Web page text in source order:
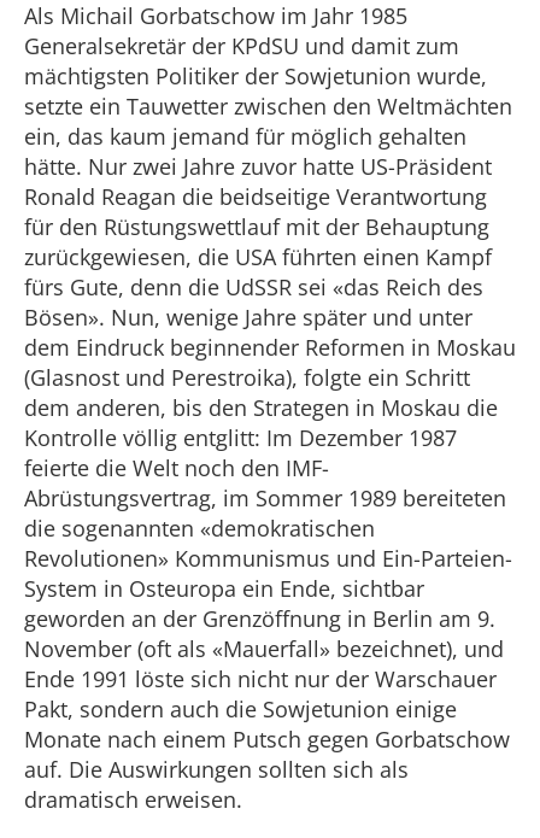
Als Michail Gorbatschow im Jahr 1985
Generalsekretär der KPdSU und damit zum
mächtigsten Politiker der Sowjetunion wurde,
setzte ein Tauwetter zwischen den Weltmächten
ein, das kaum jemand für möglich gehalten
hätte. Nur zwei Jahre zuvor hatte US-Präsident
Ronald Reagan die beidseitige Verantwortung
für den Rüstungswettlauf mit der Behauptung
zurückgewiesen, die USA führten einen Kampf
fürs Gute, denn die UdSSR sei «das Reich des
Bösen». Nun, wenige Jahre später und unter
dem Eindruck beginnender Reformen in Moskau
(Glasnost und Perestroika), folgte ein Schritt
dem anderen, bis den Strategen in Moskau die
Kontrolle völlig entglitt: Im Dezember 1987
feierte die Welt noch den IMF-
Abrüstungsvertrag, im Sommer 1989 bereiteten
die sogenannten «demokratischen
Revolutionen» Kommunismus und Ein-Parteien-
System in Osteuropa ein Ende, sichtbar
geworden an der Grenzöffnung in Berlin am 9.
November (oft als «Mauerfall» bezeichnet), und
Ende 1991 löste sich nicht nur der Warschauer
Pakt, sondern auch die Sowjetunion einige
Monate nach einem Putsch gegen Gorbatschow
auf. Die Auswirkungen sollten sich als
dramatisch erweisen.